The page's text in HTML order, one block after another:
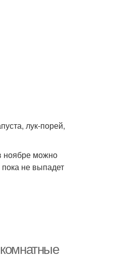
лук-порей,
ноябре можно
не выпадет